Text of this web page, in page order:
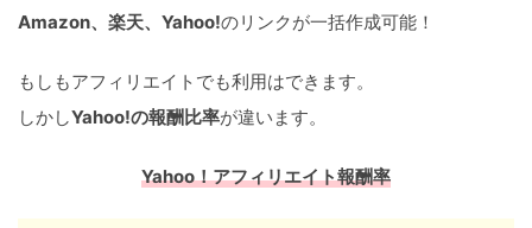
Amazon、楽天、Yahoo!のリンクが一括作成可能！
もしもアフィリエイトでも利用はできます。
しかしYahoo!の報酬比率が違います。
Yahoo！アフィリエイト報酬率